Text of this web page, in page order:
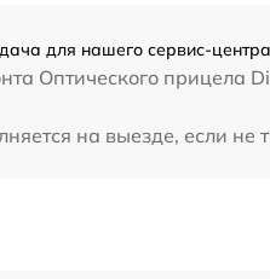
для нашего сервис-
Оптического прицела
на выезде, если не